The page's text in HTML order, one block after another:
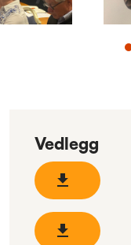
Vedlegg